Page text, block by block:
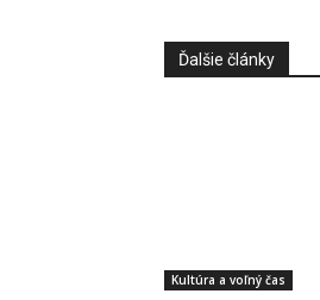
Ďalšie články
Kultúra a voľný čas